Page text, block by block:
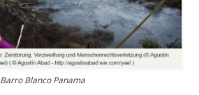
Barro Blanco Panama